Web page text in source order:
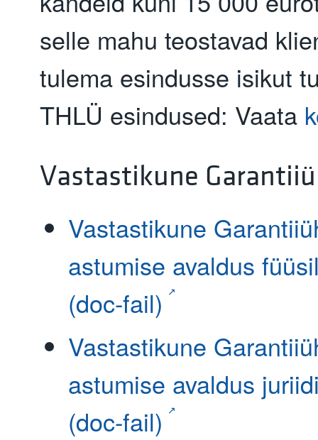
selle mahu teostavad
tulema esindusse isikut
THLÜ esindused: Vaata
Vastastikune
Vastastikune
astumise avaldus
(doc-fail)
Vastastikune
astumise avaldus
(doc-fail)